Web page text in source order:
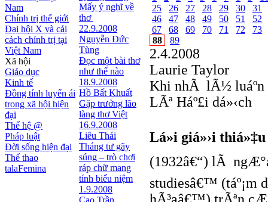
Nam
Chính trị thế giới
Đại hội X và cải
cách chính trị tại
Việt Nam
Xã hội
Giáo dục
Kinh tế
Đồng tính luyến ái
trong xã hội hiện
đại
Thế hệ @
Pháp luật
Đời sống hiện đại
Thể thao
talaFemina
Mấy ý nghĩ về
thơ
22.9.2008
Nguyễn Đức
Tùng
Đọc một bài thơ
như thế nào
18.9.2008
Hồ Bất Khuất
Gặp trưởng lão
làng thơ Việt
16.9.2008
Liêu Thái
Tháng tư gãy
súng – trò chơi
ráp chữ mang
tính biểu niệm
1.9.2008
Cao Trần
25
26 27 28 29 30
31
46
47 48 49 50 51
52
67
68 69 70 71 72
73
88
89
2.4.2008
Laurie Taylor
Khi nhÃ lÃ½
LÃª Háº£i dá»‹ch
Lá»i giá»›i
(1932â€“) lÃ
studiesâ€™ (táº¡m